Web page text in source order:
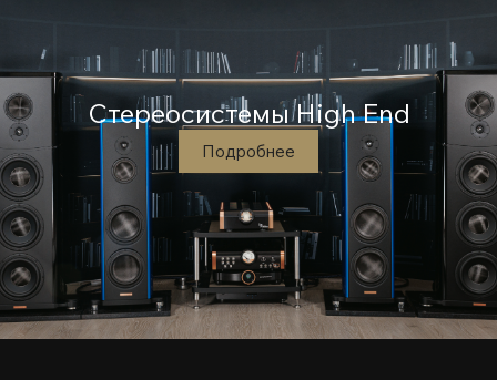
Стереосистемы High End
Подробнее